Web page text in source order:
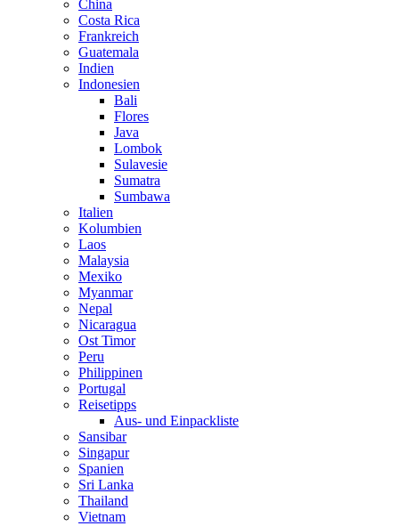
China
Costa Rica
Frankreich
Guatemala
Indien
Indonesien
Bali
Flores
Java
Lombok
Sulavesie
Sumatra
Sumbawa
Italien
Kolumbien
Laos
Malaysia
Mexiko
Myanmar
Nepal
Nicaragua
Ost Timor
Peru
Philippinen
Portugal
Reisetipps
Aus- und Einpackliste
Sansibar
Singapur
Spanien
Sri Lanka
Thailand
Vietnam